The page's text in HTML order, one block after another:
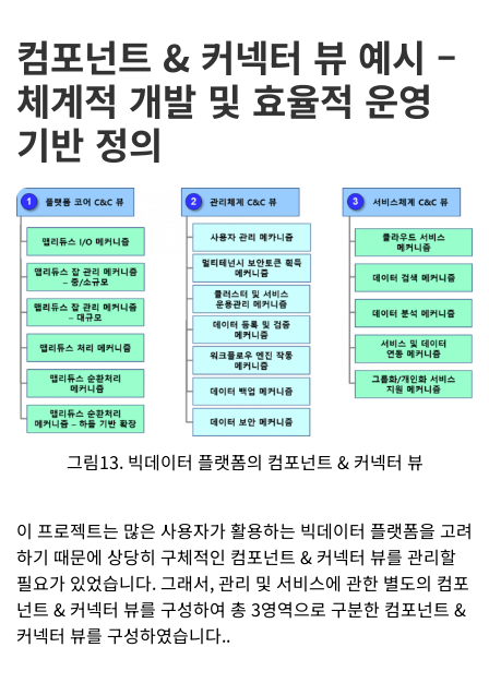
컴포넌트 & 커넥터 뷰 예시 –
체계적 개발 및 효율적 운영
기반 정의
그림13. 빅데이터 플랫폼의 컴포넌트 & 커넥터 뷰
이 프로젝트는 많은 사용자가 활용하는 빅데이터 플랫폼을 고려
하기 때문에 상당히 구체적인 컴포넌트 & 커넥터 뷰를 관리할
필요가 있었습니다. 그래서, 관리 및 서비스에 관한 별도의 컴포
넌트 & 커넥터 뷰를 구성하여 총 3영역으로 구분한 컴포넌트 &
커넥터 뷰를 구성하였습니다..